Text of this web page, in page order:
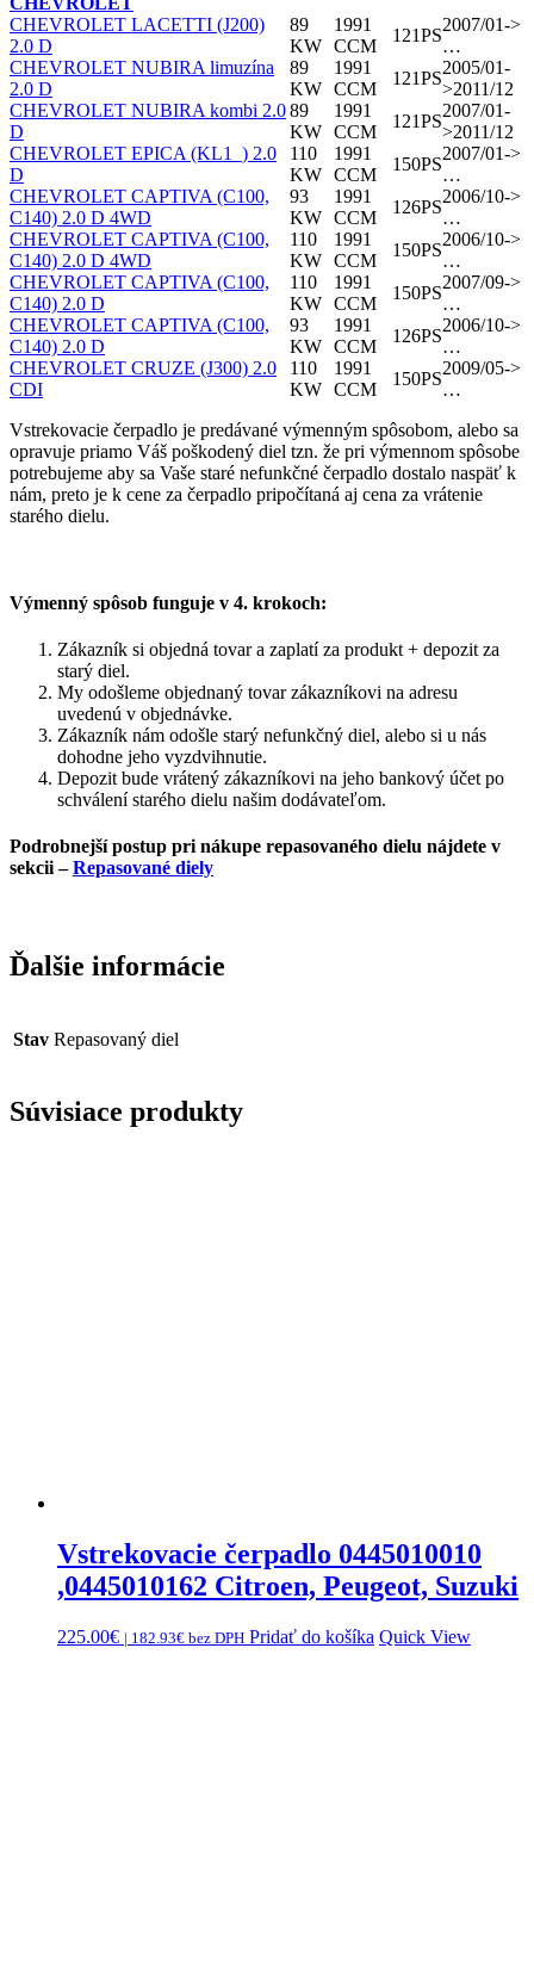
CHEVROLET LACETTI (J200)
2.0 D
89
KW
1991
CCM
121PS
2007/01->
…
CHEVROLET NUBIRA limuzína
2.0 D
89
KW
1991
CCM
121PS
2005/01-
>2011/12
CHEVROLET NUBIRA kombi 2.0
D
89
KW
1991
CCM
121PS
2007/01-
>2011/12
CHEVROLET EPICA (KL1_) 2.0
D
110
KW
1991
CCM
150PS
2007/01->
…
CHEVROLET CAPTIVA (C100,
C140) 2.0 D 4WD
93
KW
1991
CCM
126PS
2006/10->
…
CHEVROLET CAPTIVA (C100,
C140) 2.0 D 4WD
110
KW
1991
CCM
150PS
2006/10->
…
CHEVROLET CAPTIVA (C100,
C140) 2.0 D
110
KW
1991
CCM
150PS
2007/09->
…
CHEVROLET CAPTIVA (C100,
C140) 2.0 D
93
KW
1991
CCM
126PS
2006/10->
…
CHEVROLET CRUZE (J300) 2.0
CDI
110
KW
1991
CCM
150PS
2009/05->
…
Vstrekovacie čerpadlo je predávané výmenným spôsobom, alebo sa
opravuje priamo Váš poškodený diel tzn. že pri výmennom spôsobe
potrebujeme aby sa Vaše staré nefunkčné čerpadlo dostalo naspäť k
nám, preto je k cene za čerpadlo pripočítaná aj cena za vrátenie
starého dielu.
Výmenný spôsob funguje v 4. krokoch:
Zákazník si objedná tovar a zaplatí za produkt + depozit za
starý diel.
My odošleme objednaný tovar zákazníkovi na adresu
uvedenú v objednávke.
Zákazník nám odošle starý nefunkčný diel, alebo si u nás
dohodne jeho vyzdvihnutie.
Depozit bude vrátený zákazníkovi na jeho bankový účet po
schválení starého dielu našim dodávateľom.
Podrobnejší postup pri nákupe repasovaného dielu nájdete v
sekcii –Repasované diely
Ďalšie informácie
Stav Repasovaný diel
Súvisiace produkty
Vstrekovacie čerpadlo 0445010010
,0445010162 Citroen, Peugeot, Suzuki
225.00€ | 182.93€ bez DPH Pridať do košíka Quick View